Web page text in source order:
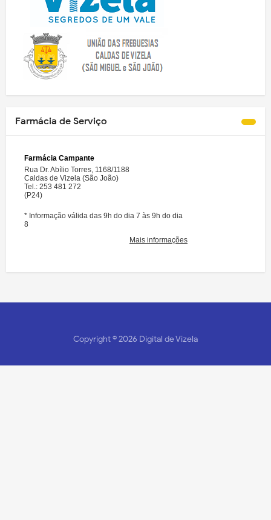
Farmácia de Serviço
Copyright ©2026 Digital de Vizela